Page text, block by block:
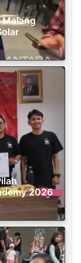
Malang
2026